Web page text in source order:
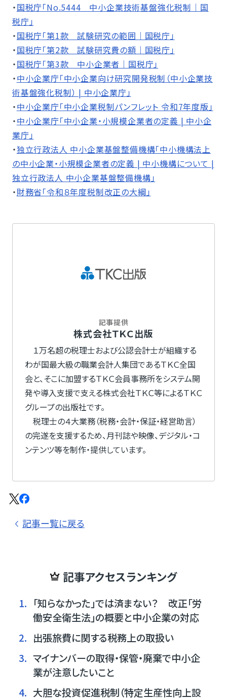
・国税庁「No.5444 中小企業技術基盤強化税制｜国
税庁」
・国税庁「第1款 試験研究の範囲｜国税庁」
・国税庁「第2款 試験研究費の額｜国税庁」
・国税庁「第3款 中小企業者｜国税庁」
・中小企業庁「中小企業向け研究開発税制（中小企業技
術基盤強化税制） | 中小企業庁」
・中小企業庁「中小企業税制パンフレット 令和7年度版」
・中小企業庁「中小企業・小規模企業者の定義 | 中小企
業庁」
・独立行政法人 中小企業基盤整備機構「中小機構法上
の中小企業・小規模企業者の定義 | 中小機構について |
独立行政法人 中小企業基盤整備機構」
・財務省「令和８年度税制改正の大綱」
記事提供
株式会社ＴＫＣ出版
１万名超の税理士および公認会計士が組織する
わが国最大級の職業会計人集団であるＴＫＣ全国
会と、そこに加盟するＴＫＣ会員事務所をシステム開
発や導入支援で支える株式会社ＴＫＣ等によるＴＫＣ
グループの出版社です。
税理士の４大業務（税務・会計・保証・経営助言）
の完遂を支援するため、月刊誌や映像、デジタル・コ
ンテンツ等を制作・提供しています。
記事ー覧に戻る
記事アクセスランキング
1. 「知らなかった」では済まない？ 改正「労
働安全衛生法」の概要と中小企業の対応
2. 出張旅費に関する税務上の取扱い
3. マイナンバーの取得・保管・廃棄で中小企
業が注意したいこと
4. 大胆な投資促進税制（特定生産性向上設